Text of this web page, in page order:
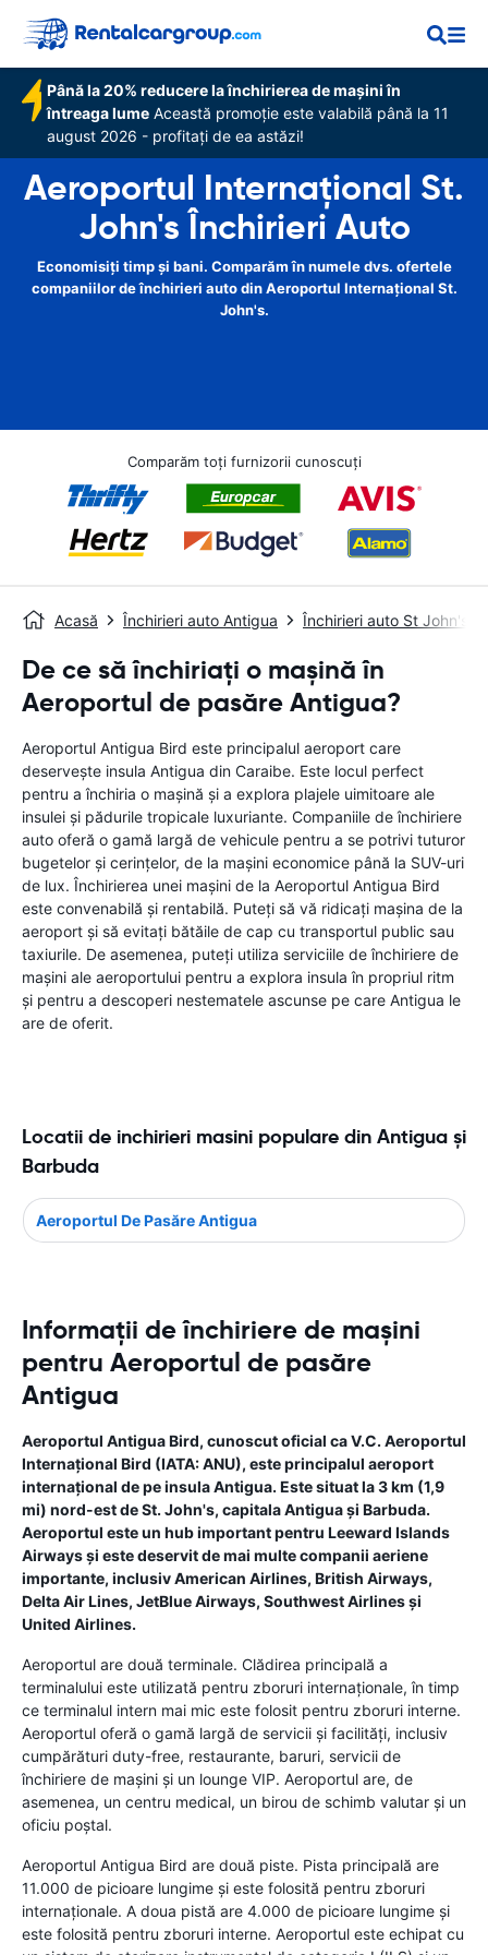
Până la 20% reducere la închirierea de mașini în
întreaga lume Această promoție este valabilă până la 11
august 2026 - profitați de ea astăzi!
Aeroportul Internațional St.
John's Închirieri Auto
Economisiți timp și bani. Comparăm în numele dvs. ofertele
companiilor de închirieri auto din Aeroportul Internațional St.
John's.
Comparăm toți furnizorii cunoscuți
Acasă Închirieri auto Antigua Închirieri auto St John's
De ce să închiriați o mașină în
Aeroportul de pasăre Antigua?
Aeroportul Antigua Bird este principalul aeroport care
deservește insula Antigua din Caraibe. Este locul perfect
pentru a închiria o mașină și a explora plajele uimitoare ale
insulei și pădurile tropicale luxuriante. Companiile de închiriere
auto oferă o gamă largă de vehicule pentru a se potrivi tuturor
bugetelor și cerințelor, de la mașini economice până la SUV-uri
de lux. Închirierea unei mașini de la Aeroportul Antigua Bird
este convenabilă și rentabilă. Puteți să vă ridicați mașina de la
aeroport și să evitați bătăile de cap cu transportul public sau
taxiurile. De asemenea, puteți utiliza serviciile de închiriere de
mașini ale aeroportului pentru a explora insula în propriul ritm
și pentru a descoperi nestematele ascunse pe care Antigua le
are de oferit.
Locatii de inchirieri masini populare din Antigua şi
Barbuda
Aeroportul De Pasăre Antigua
Informații de închiriere de mașini
pentru Aeroportul de pasăre
Antigua
Aeroportul Antigua Bird, cunoscut oficial ca V.C. Aeroportul
Internațional Bird (IATA: ANU), este principalul aeroport
internațional de pe insula Antigua. Este situat la 3 km (1,9
mi) nord-est de St. John's, capitala Antigua și Barbuda.
Aeroportul este un hub important pentru Leeward Islands
Airways și este deservit de mai multe companii aeriene
importante, inclusiv American Airlines, British Airways,
Delta Air Lines, JetBlue Airways, Southwest Airlines și
United Airlines.
Aeroportul are două terminale. Clădirea principală a
terminalului este utilizată pentru zboruri internaționale, în timp
ce terminalul intern mai mic este folosit pentru zboruri interne.
Aeroportul oferă o gamă largă de servicii și facilități, inclusiv
cumpărături duty-free, restaurante, baruri, servicii de
închiriere de mașini și un lounge VIP. Aeroportul are, de
asemenea, un centru medical, un birou de schimb valutar și un
oficiu poștal.
Aeroportul Antigua Bird are două piste. Pista principală are
11.000 de picioare lungime și este folosită pentru zboruri
internaționale. A doua pistă are 4.000 de picioare lungime și
este folosită pentru zboruri interne. Aeroportul este echipat cu